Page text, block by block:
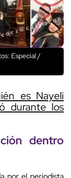
Especial /
es Nayeli
durante los
dentro